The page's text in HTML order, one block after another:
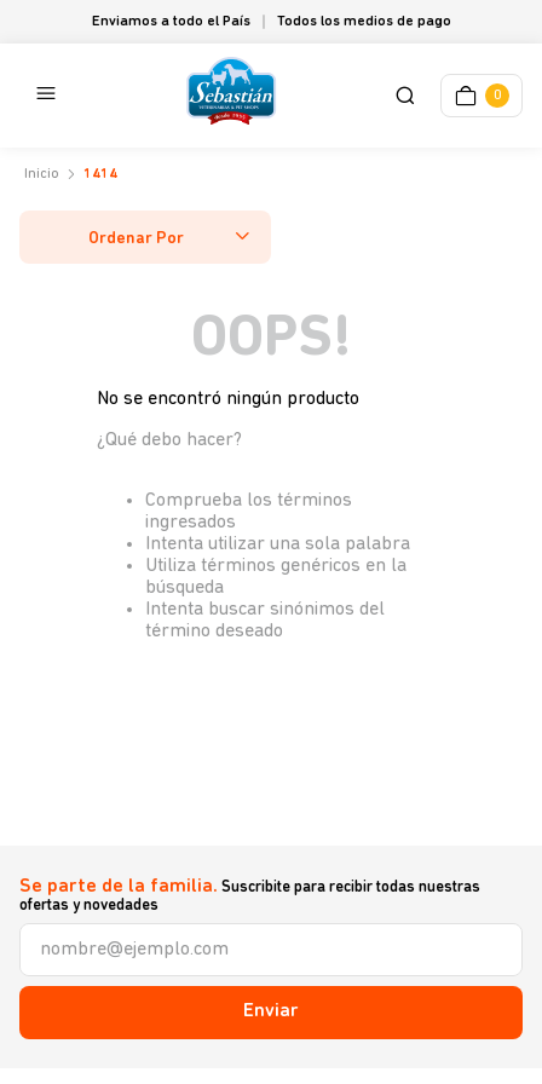
Enviamos a todo el País Todos los medios de pago
0
1414
Ordenar Por
OOPS!
No se encontró ningún producto
¿Qué debo hacer?
Comprueba los términos
ingresados
Intenta utilizar una sola palabra
Utiliza términos genéricos en la
búsqueda
Intenta buscar sinónimos del
término deseado
Se parte de la familia. Suscribite para recibir todas nuestras
ofertas y novedades
Enviar